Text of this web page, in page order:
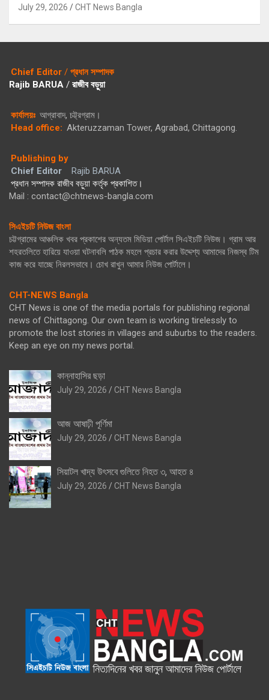
July 29, 2026 CHT News Bangla
Chief Editor / প্রধান সম্পাদক
Rajib BARUA / রাজীব বড়ুয়া
কার্যালয়ঃ আগ্রাবাদ, চট্ট্রগ্রাম।
Head office: Akteruzzaman Tower, Agrabad, Chittagong.
Publishing by
Chief Editor
Rajib BARUA
প্রধান সম্পাদক রাজীব বড়ুয়া কর্তৃক প্রকাশিত।
Mail : contact@chtnews-bangla.com
সিএইচটি নিউজ বাংলা
চট্টগ্রামের আঞ্চলিক খবর প্রকাশের অন্যতম মিডিয়া পোর্টাল সিএইচটি নিউজ। গ্রাম আর
শহরতলিতে হারিয়ে যাওয়া ঘটনাবলি পাঠক মহলে প্রচার করার উদ্দেশ্য আমাদের নিজস্ব টিম
কাজ করে যাচ্ছে নিরলসভাবে। চোখ রাখুন আমার নিউজ পোর্টালে।
CHT-NEWS Bangla
CHT News is one of the media portals for publishing regional
news of Chittagong. Our own team is working tirelessly to
promote the lost stories in villages and suburbs to the readers.
Keep an eye on my news portal.
কান্নাহাসির ছড়া
July 29, 2026 CHT News Bangla
আজ আষাঢ়ী পূর্ণিমা
July 29, 2026 CHT News Bangla
সিয়াটল খাদ্য উৎসবে গুলিতে নিহত ৩, আহত ৪
July 29, 2026 CHT News Bangla